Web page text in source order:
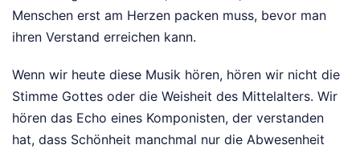
Menschen erst am Herzen packen muss, bevor man
ihren Verstand erreichen kann.
Wenn wir heute diese Musik hören, hören wir nicht die
Stimme Gottes oder die Weisheit des Mittelalters. Wir
hören das Echo eines Komponisten, der verstanden
hat, dass Schönheit manchmal nur die Abwesenheit